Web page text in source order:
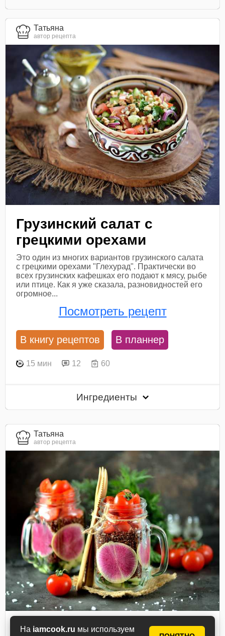
На iamcook.ru мы используем
Татьяна
автор рецепта
Грузинский салат с
грецкими орехами
Это один из многих вариантов грузинского салата
с грецкими орехами "Глехурад". Практически во
всех грузинских кафешках его подают к мясу, рыбе
или птице. Как я уже сказала, разновидностей его
огромное...
Посмотреть рецепт
В книгу рецептов В планнер
15 мин 12 60
Ингредиенты
Татьяна
автор рецепта
Салат с киноа и овощами